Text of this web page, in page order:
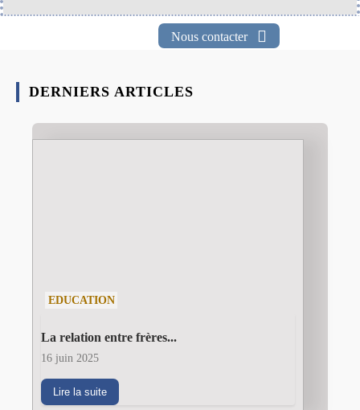
Nous contacter
DERNIERS ARTICLES
EDUCATION
La relation entre frères...
16 juin 2025
Lire la suite